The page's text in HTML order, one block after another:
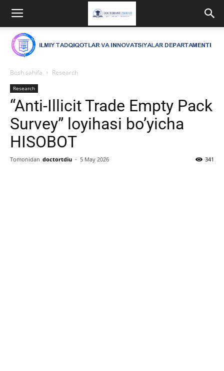
Bosh sahifa Research
Research
“Anti-Illicit Trade Empty Pack
Survey” loyihasi bo’yicha
HISOBOT
Tomonidan doctortdiu - 5 May 2026 341